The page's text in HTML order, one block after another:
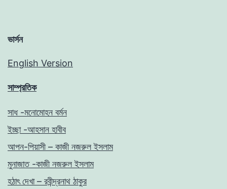
ভার্সন
English Version
সাম্প্রতিক
সাধ -মনোমোহন বর্মন
ইচ্ছা -আহসান হাবীব
আপন-পিয়াসী – কাজী নজরুল ইসলাম
মুনাজাত -কাজী নজরুল ইসলাম
হঠাৎ দেখা – রবীন্দ্রনাথ ঠাকুর